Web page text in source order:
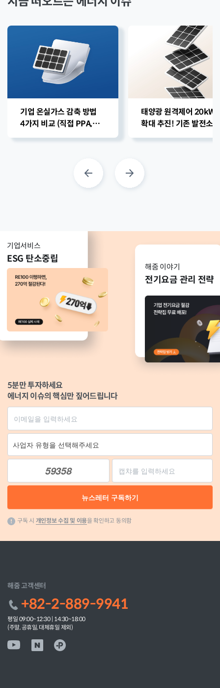
기업 온실가스 감축 방법
4가지 비교 (직접 PPA,
건물지원사업, 태양광
태양광 원격제어 20kW
확대 추진! 기존 발전소
영향 및 공사 비용 총정리
기업서비스
ESG 탄소중립
해줌 이야기
전기요금 관리 전략
5분만 투자하세요
에너지 이슈의 핵심만 짚어드립니다
59358
뉴스레터 구독하기
구독 시 개인정보 수집 및 이용을 확인하고 동의함
해줌 고객센터
+82-2-889-9941
평일 09:00~12:30 | 14:30~18:00
(주말, 공휴일, 대체휴일 제외)